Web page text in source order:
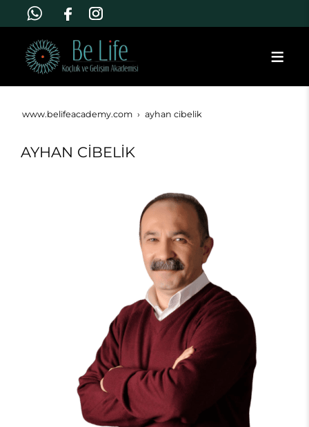
www.belifeacademy.com ayhan ci̇beli̇k
AYHAN CİBELİK